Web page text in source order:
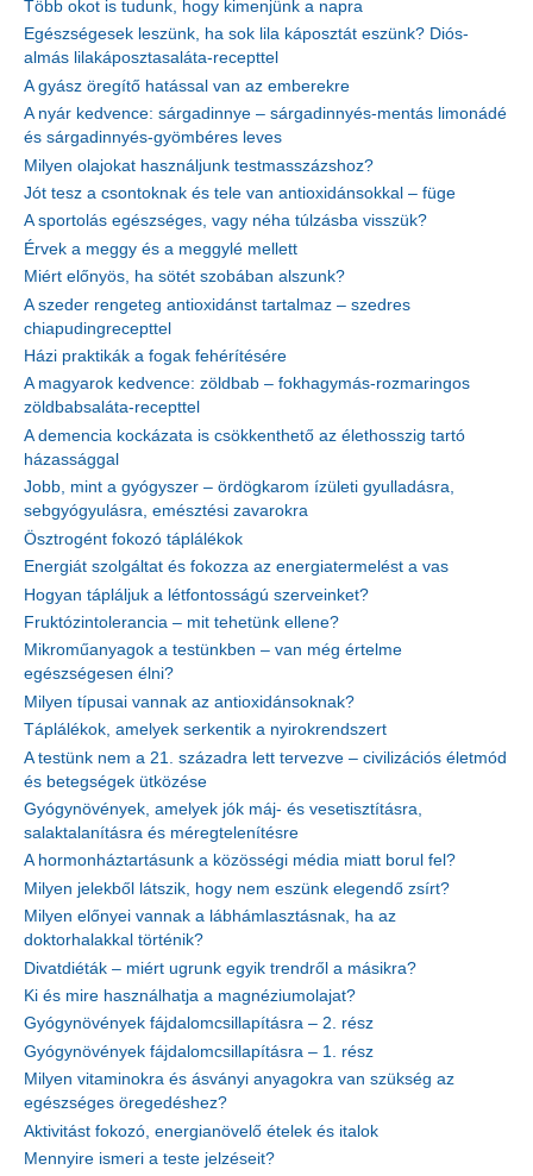
Több okot is tudunk, hogy kimenjünk a napra
Egészségesek leszünk, ha sok lila káposztát eszünk? Diós-
almás lilakáposztasaláta-recepttel
A gyász öregítő hatással van az emberekre
A nyár kedvence: sárgadinnye – sárgadinnyés-mentás limonádé
és sárgadinnyés-gyömbéres leves
Milyen olajokat használjunk testmasszázshoz?
Jót tesz a csontoknak és tele van antioxidánsokkal – füge
A sportolás egészséges, vagy néha túlzásba visszük?
Érvek a meggy és a meggylé mellett
Miért előnyös, ha sötét szobában alszunk?
A szeder rengeteg antioxidánst tartalmaz – szedres
chiapudingrecepttel
Házi praktikák a fogak fehérítésére
A magyarok kedvence: zöldbab – fokhagymás-rozmaringos
zöldbabsaláta-recepttel
A demencia kockázata is csökkenthető az élethosszig tartó
házassággal
Jobb, mint a gyógyszer – ördögkarom ízületi gyulladásra,
sebgyógyulásra, emésztési zavarokra
Ösztrogént fokozó táplálékok
Energiát szolgáltat és fokozza az energiatermelést a vas
Hogyan tápláljuk a létfontosságú szerveinket?
Fruktózintolerancia – mit tehetünk ellene?
Mikroműanyagok a testünkben – van még értelme
egészségesen élni?
Milyen típusai vannak az antioxidánsoknak?
Táplálékok, amelyek serkentik a nyirokrendszert
A testünk nem a 21. századra lett tervezve – civilizációs életmód
és betegségek ütközése
Gyógynövények, amelyek jók máj- és vesetisztításra,
salaktalanításra és méregtelenítésre
A hormonháztartásunk a közösségi média miatt borul fel?
Milyen jelekből látszik, hogy nem eszünk elegendő zsírt?
Milyen előnyei vannak a lábhámlasztásnak, ha az
doktorhalakkal történik?
Divatdiéták – miért ugrunk egyik trendről a másikra?
Ki és mire használhatja a magnéziumolajat?
Gyógynövények fájdalomcsillapításra – 2. rész
Gyógynövények fájdalomcsillapításra – 1. rész
Milyen vitaminokra és ásványi anyagokra van szükség az
egészséges öregedéshez?
Aktivitást fokozó, energianövelő ételek és italok
Mennyire ismeri a teste jelzéseit?